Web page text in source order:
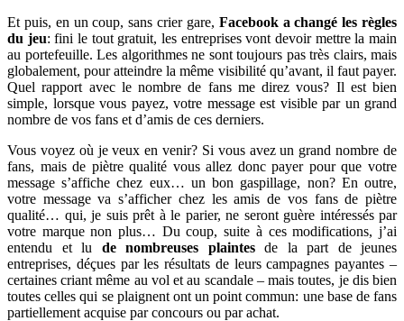
Et puis, en un coup, sans crier gare, Facebook a changé les règles
du jeu: fini le tout gratuit, les entreprises vont devoir mettre la main
au portefeuille. Les algorithmes ne sont toujours pas très clairs, mais
globalement, pour atteindre la même visibilité qu’avant, il faut payer.
Quel rapport avec le nombre de fans me direz vous? Il est bien
simple, lorsque vous payez, votre message est visible par un grand
nombre de vos fans et d’amis de ces derniers.
Vous voyez où je veux en venir? Si vous avez un grand nombre de
fans, mais de piètre qualité vous allez donc payer pour que votre
message s’affiche chez eux… un bon gaspillage, non? En outre,
votre message va s’afficher chez les amis de vos fans de piètre
qualité… qui, je suis prêt à le parier, ne seront guère intéressés par
votre marque non plus… Du coup, suite à ces modifications, j’ai
entendu et lu de nombreuses plaintesde la part de jeunes
entreprises, déçues par les résultats de leurs campagnes payantes –
certaines criant même au vol et au scandale – mais toutes, je dis bien
toutes celles qui se plaignent ont un point commun: une base de fans
partiellement acquise par concours ou par achat.